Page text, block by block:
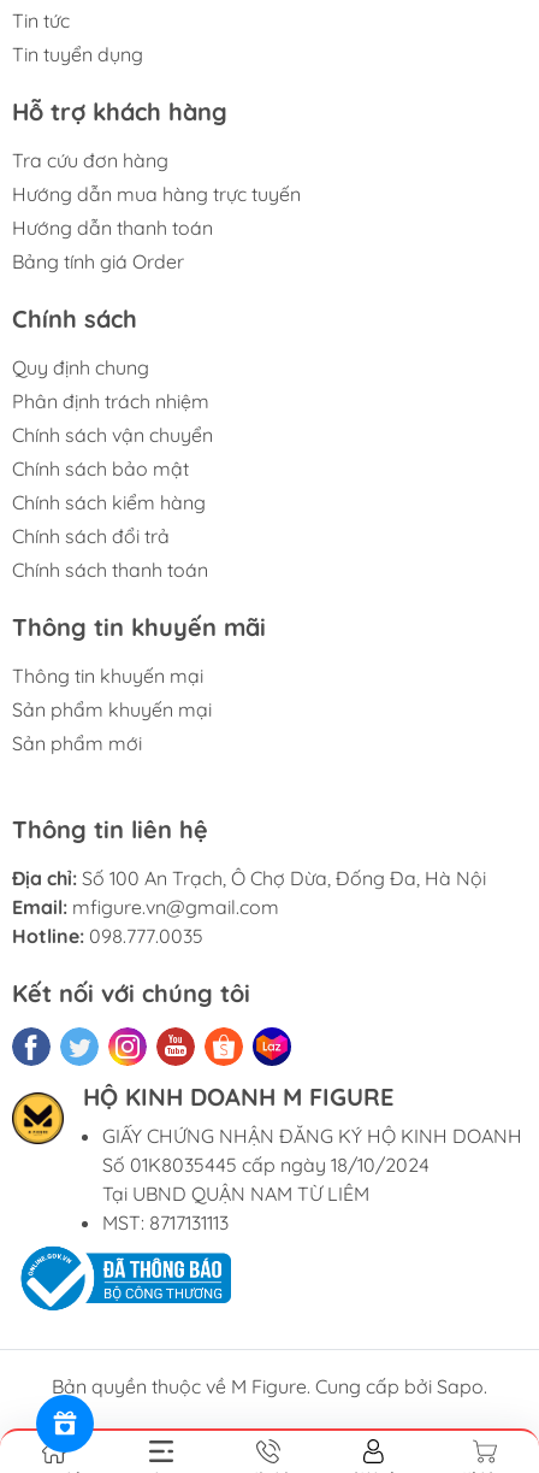
Tin tức
Tin tuyển dụng
Hỗ trợ khách hàng
Tra cứu đơn hàng
Hướng dẫn mua hàng trực tuyến
Hướng dẫn thanh toán
Bảng tính giá Order
Chính sách
Quy định chung
Phân định trách nhiệm
Chính sách vận chuyển
Chính sách bảo mật
Chính sách kiểm hàng
Chính sách đổi trả
Chính sách thanh toán
Thông tin khuyến mãi
Thông tin khuyến mại
Sản phẩm khuyến mại
Sản phẩm mới
Thông tin liên hệ
Địa chỉ: Số 100 An Trạch, Ô Chợ Dừa, Đống Đa, Hà Nội
Email: mfigure.vn@gmail.com
Hotline: 098.777.0035
Kết nối với chúng tôi
HỘ KINH DOANH M FIGURE
GIẤY CHỨNG NHẬN ĐĂNG KÝ HỘ KINH DOANH
Số 01K8035445 cấp ngày 18/10/2024
Tại UBND QUẬN NAM TỪ LIÊM
MST: 8717131113
Bản quyền thuộc về M Figure. Cung cấp bởi Sapo.